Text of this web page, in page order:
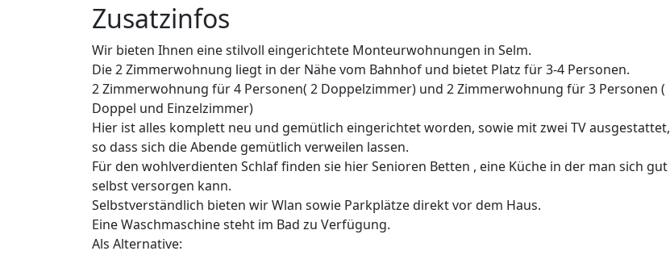
Zusatzinfos
Wir bieten Ihnen eine stilvoll eingerichtete Monteurwohnungen in Selm.
Die 2 Zimmerwohnung liegt in der Nähe vom Bahnhof und bietet Platz für 3-4 Personen.
2 Zimmerwohnung für 4 Personen( 2 Doppelzimmer) und 2 Zimmerwohnung für 3 Personen (
Doppel und Einzelzimmer)
Hier ist alles komplett neu und gemütlich eingerichtet worden, sowie mit zwei TV ausgestattet,
so dass sich die Abende gemütlich verweilen lassen.
Für den wohlverdienten Schlaf finden sie hier Senioren Betten , eine Küche in der man sich gut
selbst versorgen kann.
Selbstverständlich bieten wir Wlan sowie Parkplätze direkt vor dem Haus.
Eine Waschmaschine steht im Bad zu Verfügung.
Als Alternative: